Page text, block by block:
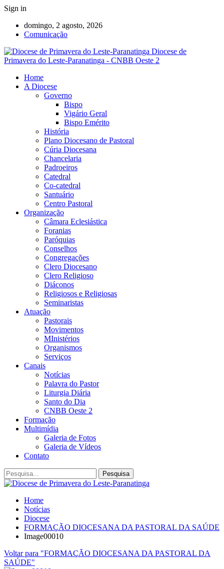
Sign in
domingo, 2 agosto, 2026
Comunicação
Diocese de
Primavera do Leste-Paranatinga - CNBB Oeste 2
Home
A Diocese
Governo
Bispo
Vigário Geral
Bispo Emérito
História
Plano Diocesano de Pastoral
Cúria Diocesana
Chancelaria
Padroeiros
Catedral
Co-catedral
Santuário
Centro Pastoral
Organização
Câmara Eclesiástica
Foranias
Paróquias
Conselhos
Congregações
Clero Diocesano
Clero Religioso
Diáconos
Religiosos e Religiosas
Seminaristas
Atuação
Pastorais
Movimentos
MInistérios
Organismos
Serviços
Canais
Notícias
Palavra do Pastor
Liturgia Diária
Santo do Dia
CNBB Oeste 2
Formação
Multimídia
Galeria de Fotos
Galeria de Vídeos
Contato
Home
Notícias
Diocese
FORMAÇÃO DIOCESANA DA PASTORAL DA SAÚDE
Image00010
Voltar para "FORMAÇÃO DIOCESANA DA PASTORAL DA
SAÚDE"